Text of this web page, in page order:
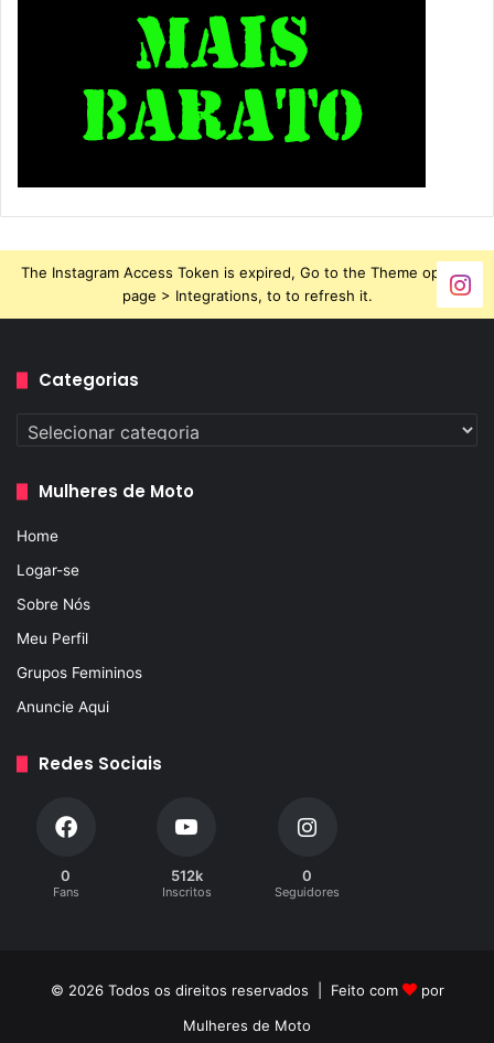
The Instagram Access Token is expired, Go to the Theme options
page > Integrations, to to refresh it.
Categorias
Categorias
Mulheres de Moto
Home
Logar-se
Sobre Nós
Meu Perfil
Grupos Femininos
Anuncie Aqui
Redes Sociais
0
Fans
512k
Inscritos
0
Seguidores
© 2026 Todos os direitos reservados | Feito com
por
Mulheres de Moto